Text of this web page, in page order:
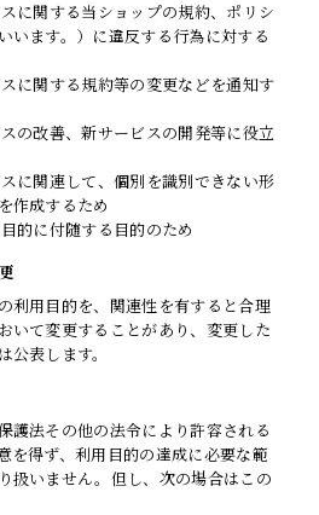
に関する当ショップの規約、ポリシ
います。）に違反する行為に対する
に関する規約等の変更などを通知す
の改善、新サービスの開発等に役立
に関連して、個別を識別できない形
作成するため
的に付随する目的のため
利用目的を、関連性を有すると合理
いて変更することがあり、変更した
表します。
護法その他の法令により許容される
を得ず、利用目的の達成に必要な範
扱いません。但し、次の場合はこの